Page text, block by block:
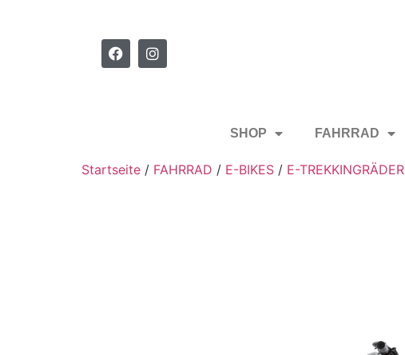
SHOP FAHRRAD
Startseite / FAHRRAD / E-BIKES / E-TREKKINGRÄDER